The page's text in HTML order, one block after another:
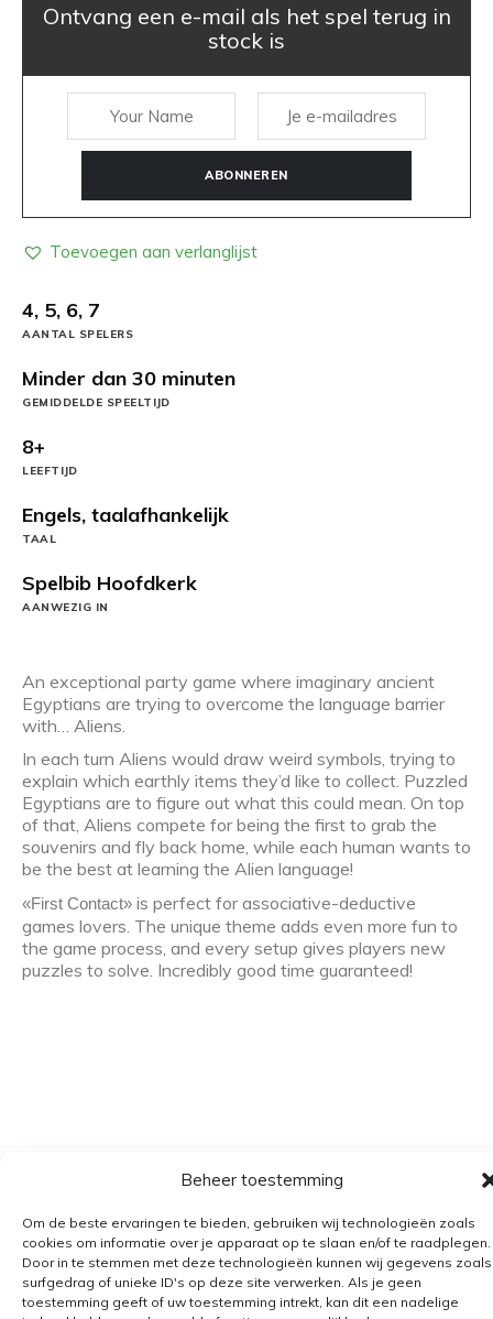
Beheer toestemming
Om de beste ervaringen te bieden, gebruiken wij technologieën zoals
cookies om informatie over je apparaat op te slaan en/of te raadplegen.
Door in te stemmen met deze technologieën kunnen wij gegevens zoals
surfgedrag of unieke ID's op deze site verwerken. Als je geen
toestemming geeft of uw toestemming intrekt, kan dit een nadelige
Ontvang een e-mail als het spel terug in
stock is
ABONNEREN
Toevoegen aan verlanglijst
4, 5, 6, 7
AANTAL SPELERS
Minder dan 30 minuten
GEMIDDELDE SPEELTIJD
8+
LEEFTIJD
Engels, taalafhankelijk
TAAL
Spelbib Hoofdkerk
AANWEZIG IN
An exceptional party game where imaginary ancient
Egyptians are trying to overcome the language barrier
with… Aliens.
In each turn Aliens would draw weird symbols, trying to
explain which earthly items they’d like to collect. Puzzled
Egyptians are to figure out what this could mean. On top
of that, Aliens compete for being the first to grab the
souvenirs and fly back home, while each human wants to
be the best at learning the Alien language!
«First Contact» is perfect for associative-deductive
games lovers. The unique theme adds even more fun to
the game process, and every setup gives players new
puzzles to solve. Incredibly good time guaranteed!
Algemene voorwaarden
Verzending
Retourbeleid
BE 0682.845.059